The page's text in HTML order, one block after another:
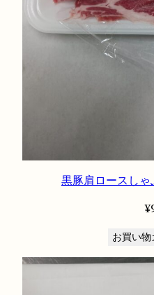
黒豚肩ロースしゃ
¥
お買い物